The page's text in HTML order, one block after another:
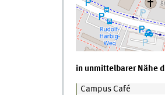
in unmittelbarer Nähe
Campus Café